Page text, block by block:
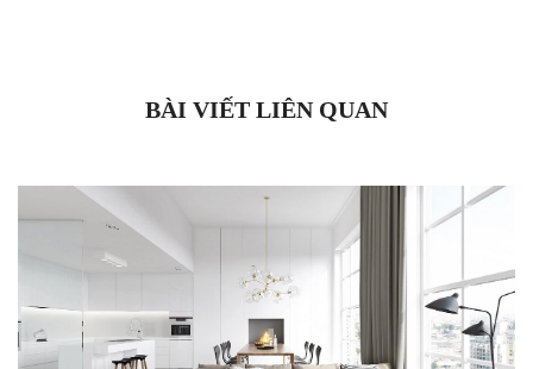
BÀI VIẾT LIÊN QUAN